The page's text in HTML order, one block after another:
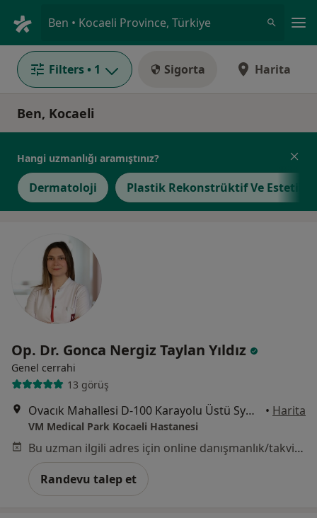
Ben • Kocaeli Province, Türkiye
Filters • 1 Sigorta Harita
Ben, Kocaeli
Hangi uzmanlığı aramıştınız?
Dermatoloji Plastik Rekonstrüktif Ve Estetik
Op. Dr. Gonca Nergiz Taylan Yıldız
Genel cerrahi
13 görüş
Ovacık Mahallesi D-100 Karayolu Üstü Symbol AVM (Koçtaş) Yanı, Başiskele • Harita
VM Medical Park Kocaeli Hastanesi
Bu uzman ilgili adres için online danışmanlık/takvim sunmuyor.
Randevu talep et